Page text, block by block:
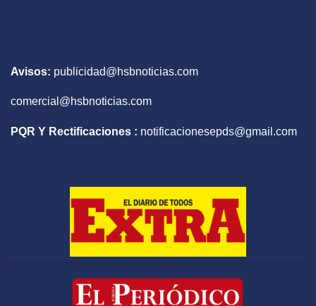
Avisos: publicidad@hsbnoticias.com
comercial@hsbnoticias.com
PQR Y Rectificaciones : notificacionesepds@gmail.com